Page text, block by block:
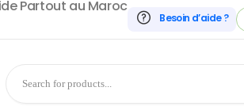
Partout au Maroc
Besoin d’aide ?